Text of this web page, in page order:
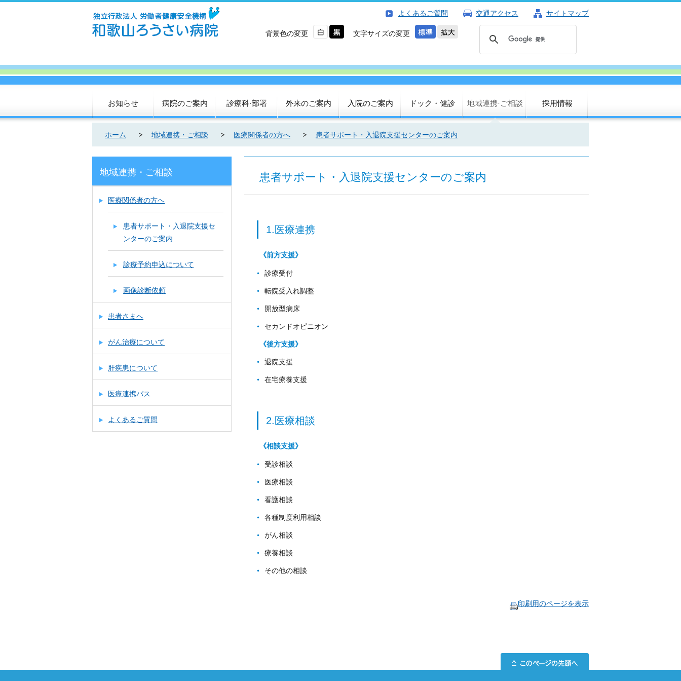
よくあるご質問 交通アクセス サイトマップ
背景色の変更 文字サイズの変更
お知らせ 病院のご案内 診療科·部署 外来のご案内 入院のご案内 ドック・健診 地域連携·ご相談 採用情報
ホーム 地域連携・ご相談 医療関係者の方へ 患者サポート・入退院支援センターのご案内
患者サポート・入退院支援センターのご案内
1.医療連携
《前方支援》
診療受付
転院受入れ調整
開放型病床
セカンドオピニオン
《後方支援》
退院支援
在宅療養支援
2.医療相談
《相談支援》
受診相談
医療相談
看護相談
各種制度利用相談
がん相談
療養相談
その他の相談
印刷用のページを表示
地域連携・ご相談
医療関係者の方へ
患者サポート・入退院支援セ
ンターのご案内
診療予約申込について
画像診断依頼
患者さまへ
がん治療について
肝疾患について
医療連携パス
よくあるご質問